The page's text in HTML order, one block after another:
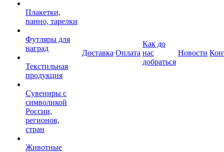
Плакетки,
панно, тарелки
Футляры для
наград
Текстильная
продукция
Сувениры с
символикой
России,
регионов,
стран
Животные
Доставка Оплата
Как до
нас
добраться
Новости